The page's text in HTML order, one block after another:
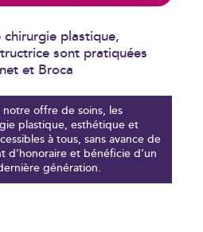
plastique,
sont pratiquées
et Broca
notre offre de soins, les
plastique, esthétique et
à tous, sans avance de
d’honoraire et bénéficie d’un
génération.